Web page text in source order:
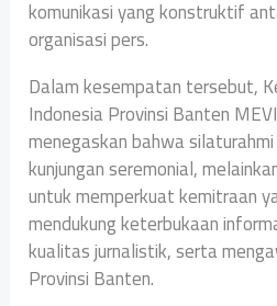
komunikasi yang konstruktif
organisasi pers.
Dalam kesempatan tersebut,
Indonesia Provinsi Banten
menegaskan bahwa
kunjungan seremonial,
untuk memperkuat kemitraan
mendukung keterbukaan
kualitas jurnalistik, serta
Provinsi Banten.